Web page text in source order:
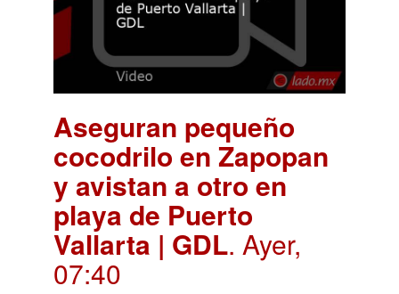
Aseguran pequeño
cocodrilo en Zapopan
y avistan a otro en
playa de Puerto
Vallarta | GDL. Ayer,
07:40